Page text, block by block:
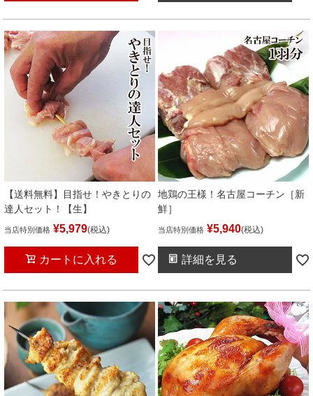
【送料無料】目指せ！やきとりの
達人セット！【生】
当店特別価格 ¥5,979 税込
カートに入れる
地鶏の王様！名古屋コーチン［新
鮮］
当店特別価格 ¥5,940 税込
詳細を見る